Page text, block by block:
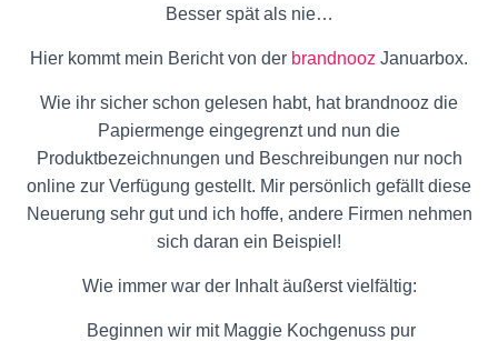
Besser spät als nie…
Hier kommt mein Bericht von der brandnooz Januarbox.
Wie ihr sicher schon gelesen habt, hat brandnooz die
Papiermenge eingegrenzt und nun die
Produktbezeichnungen und Beschreibungen nur noch
online zur Verfügung gestellt. Mir persönlich gefällt diese
Neuerung sehr gut und ich hoffe, andere Firmen nehmen
sich daran ein Beispiel!
Wie immer war der Inhalt äußerst vielfältig:
Beginnen wir mit Maggie Kochgenuss pur